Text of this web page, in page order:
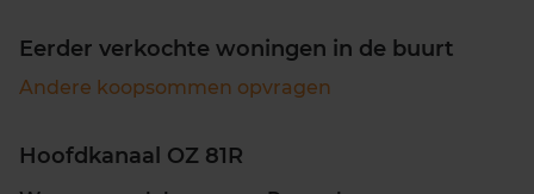
Eerder verkochte woningen in de buurt
Andere koopsommen opvragen
Hoofdkanaal OZ 81R